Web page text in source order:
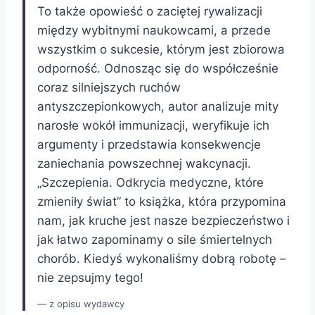
To także opowieść o zaciętej rywalizacji
między wybitnymi naukowcami, a przede
wszystkim o sukcesie, którym jest zbiorowa
odporność. Odnosząc się do współcześnie
coraz silniejszych ruchów
antyszczepionkowych, autor analizuje mity
narosłe wokół immunizacji, weryfikuje ich
argumenty i przedstawia konsekwencje
zaniechania powszechnej wakcynacji.
„Szczepienia. Odkrycia medyczne, które
zmieniły świat” to książka, która przypomina
nam, jak kruche jest nasze bezpieczeństwo i
jak łatwo zapominamy o sile śmiertelnych
chorób. Kiedyś wykonaliśmy dobrą robotę –
nie zepsujmy tego!
z opisu wydawcy